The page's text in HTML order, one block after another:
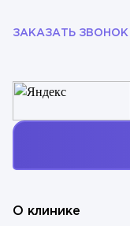
ЗАКАЗАТЬ ЗВОНОК
О клинике